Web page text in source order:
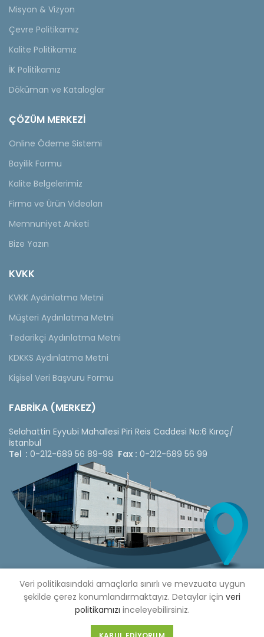
Misyon & Vizyon
Çevre Politikamız
Kalite Politikamız
İK Politikamız
Döküman ve Kataloglar
ÇÖZÜM MERKEZİ
Online Ödeme Sistemi
Bayilik Formu
Kalite Belgelerimiz
Firma ve Ürün Videoları
Memnuniyet Anketi
Bize Yazın
KVKK
KVKK Aydınlatma Metni
Müşteri Aydınlatma Metni
Tedarikçi Aydınlatma Metni
KDKKS Aydınlatma Metni
Kişisel Veri Başvuru Formu
FABRİKA (MERKEZ)
Selahattin Eyyubi Mahallesi Piri Reis Caddesi No:6 Kıraç/
İstanbul
Tel : 0-212-689 56 89-98 Fax : 0-212-689 56 99
Listesi
Veri politikasındaki amaçlarla sınırlı ve mevzuata uygun
şekilde çerez konumlandırmaktayız. Detaylar için veri
politikamızı inceleyebilirsiniz.